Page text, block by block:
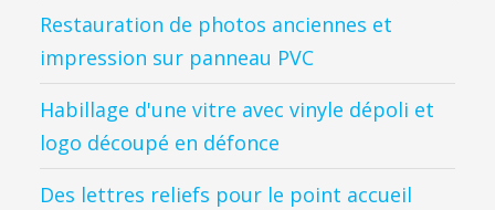
Restauration de photos anciennes et
impression sur panneau PVC
Habillage d'une vitre avec vinyle dépoli et
logo découpé en défonce
Des lettres reliefs pour le point accueil